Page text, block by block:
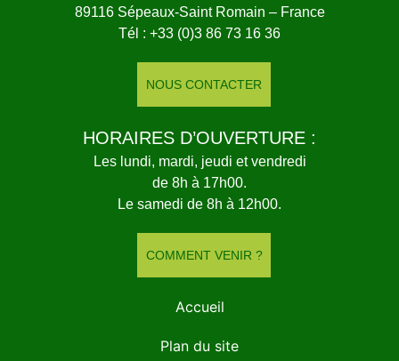
89116 Sépeaux-Saint Romain – France
Tél : +33 (0)3 86 73 16 36
NOUS CONTACTER
HORAIRES D’OUVERTURE :
Les lundi, mardi, jeudi et vendredi
de 8h à 17h00.
Le samedi de 8h à 12h00.
COMMENT VENIR ?
Accueil
Plan du site